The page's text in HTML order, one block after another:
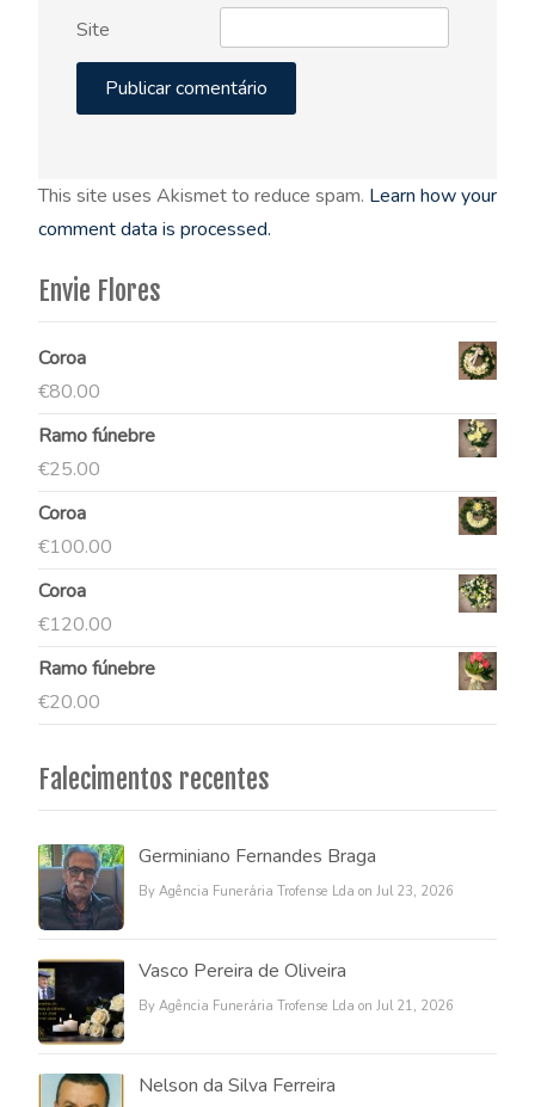
Site
This site uses Akismet to reduce spam. Learn how your
comment data is processed.
Envie Flores
Coroa
€80.00
Ramo fúnebre
€25.00
Coroa
€100.00
Coroa
€120.00
Ramo fúnebre
€20.00
Falecimentos recentes
Germiniano Fernandes Braga
By Agência Funerária Trofense Lda on Jul 23, 2026
Vasco Pereira de Oliveira
By Agência Funerária Trofense Lda on Jul 21, 2026
Nelson da Silva Ferreira